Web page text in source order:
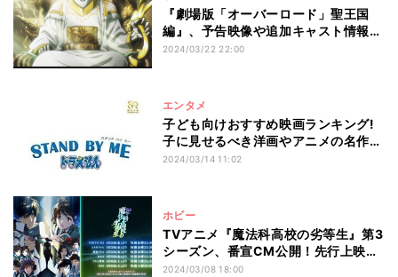
『劇場版「オーバーロード」聖王国
編』、予告映像や追加キャスト情報を
公開
2024/03/22 22:00
エンタメ
子ども向けおすすめ映画ランキング!
子に見せるべき洋画やアニメの名作多
数
2024/03/14 11:02
ホビー
TVアニメ『魔法科高校の劣等生』第3
シーズン、番宣CM公開！先行上映会
情報
2024/03/08 18:00